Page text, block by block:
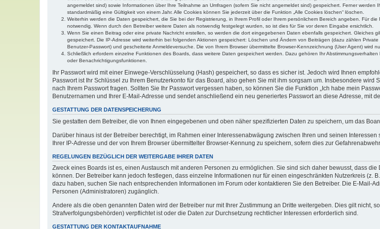
angemeldet sind) sowie Informationen über Ihre Teilnahme an Umfragen (sofern Sie nicht angemeldet sind) gespeichert. Ferner
standardmäßig eine Gültigkeit von einem Jahr. Alle Cookies können Sie jederzeit über die Funktion „Alle Cookies löschen“ löschen.
Weiterhin werden die Daten gespeichert, die Sie bei der Registrierung, in Ihrem Profil oder Ihrem persönlichem Bereich angeben. Für
notwendig. Wenn durch den Betreiber weitere Daten als notwendig festgelegt wurden, so ist dies für Sie vor deren Eingabe ersichtlich.
Wenn Sie einen Beitrag oder eine private Nachricht erstellen, so werden die dort eingegebenen Daten ebenfalls gespeichert. Gleiches
gespeichert. Die IP-Adresse wird weiterhin bei folgenden Aktionen gespeichert: Löschen und Ändern von Beiträgen (dazu zählen
Benutzer-Passwort) und gescheiterte Anmeldeversuche. Die von Ihrem Browser übermittelte Browser-Kennzeichnung (User Agent) wird
Schließlich erfordern einzelne Funktionen des Boards, dass weitere Daten gespeichert werden. Dazu gehören Ihr
oder Benachrichtigungsfunktionen.
Ihr Passwort wird mit einer Einwege-Verschlüsselung (Hash) gespeichert, so dass es sicher ist. Jedoch wird Ihnen
Passwort ist Ihr Schlüssel zu Ihrem Benutzerkonto für das Board, also gehen Sie mit ihm sorgsam um. Insbesondere
nach Ihrem Passwort fragen. Sollten Sie Ihr Passwort vergessen haben, so können Sie die Funktion „Ich habe mein
Benutzernamen und Ihrer E-Mail-Adresse und sendet anschließend ein neu generiertes Passwort an diese Adresse, mit
GESTATTUNG DER DATENSPEICHERUNG
Sie gestatten dem Betreiber, die von Ihnen eingegebenen und oben näher spezifizierten Daten zu speichern, um das
Darüber hinaus ist der Betreiber berechtigt, im Rahmen einer Interessenabwägung zwischen Ihren und seinen
Ihrer IP-Adresse und der von Ihrem Browser übermittelter Browser-Kennung zu speichern, sofern dies zur
REGELUNGEN BEZÜGLICH DER WEITERGABE IHRER DATEN
Zweck eines Boards ist es, einen Austausch mit anderen Personen zu ermöglichen. Sie sind sich daher bewusst, dass
können. Der Betreiber kann jedoch festlegen, dass einzelne Informationen nur für einen eingeschränkten Nutzerkreis (z.
dazu haben, suchen Sie nach entsprechenden Informationen im Forum oder kontaktieren Sie den Betreiber. Die E-Mail-
Personen (Administratoren) zugänglich.
Andere als die oben genannten Daten wird der Betreiber nur mit Ihrer Zustimmung an Dritte weitergeben. Dies gilt nicht,
Strafverfolgungsbehörden) verpflichtet ist oder die Daten zur Durchsetzung rechtlicher Interessen erforderlich sind.
GESTATTUNG DER KONTAKTAUFNAHME